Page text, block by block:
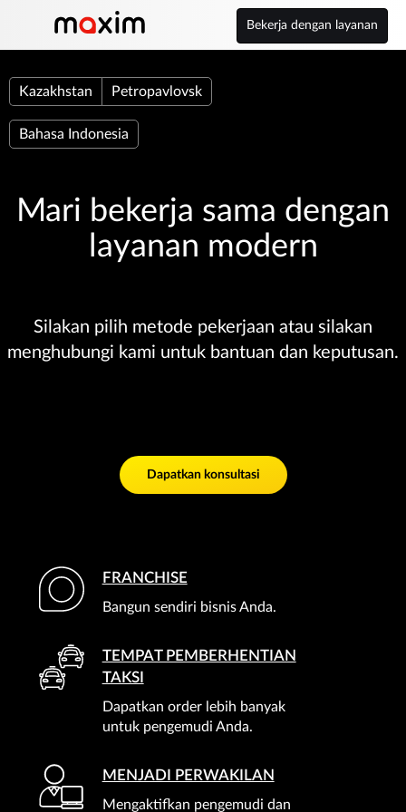
Bekerja dengan layanan
Kazakhstan Petropavlovsk
Bahasa Indonesia
Mari bekerja sama dengan
layanan modern
Silakan pilih metode pekerjaan atau silakan
menghubungi kami untuk bantuan dan keputusan.
Dapatkan konsultasi
FRANCHISE
Bangun sendiri bisnis Anda.
TEMPAT PEMBERHENTIAN
TAKSI
Dapatkan order lebih banyak
untuk pengemudi Anda.
MENJADI PERWAKILAN
Mengaktifkan pengemudi dan